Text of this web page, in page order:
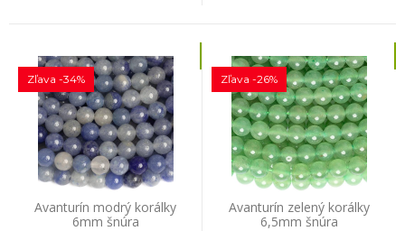
Avanturín modrý korálky
6mm šnúra
Zľava -34%
Avanturín zelený korálky
6,5mm šnúra
Zľava -26%